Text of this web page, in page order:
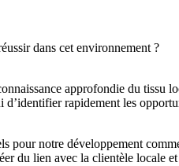
dans cet environnement ?
approfondie du tissu
rapidement les
pour notre développement
du lien avec la clientèle locale